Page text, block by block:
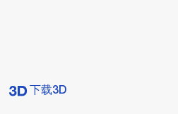
下载3D